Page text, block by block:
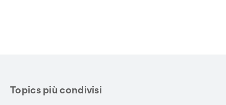
Topics più condivisi